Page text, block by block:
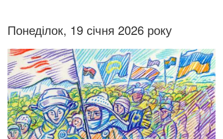
Понеділок, 19 січня 2026 року